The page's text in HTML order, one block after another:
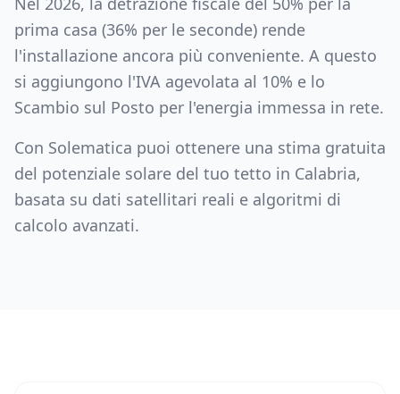
prima casa (36% per le seconde) rende
l'installazione ancora più conveniente. A questo
si aggiungono l'IVA agevolata al 10% e lo
Scambio sul Posto per l'energia immessa in rete.
Con Solematica puoi ottenere una stima gratuita
del potenziale solare del tuo tetto in Calabria,
basata su dati satellitari reali e algoritmi di
calcolo avanzati.